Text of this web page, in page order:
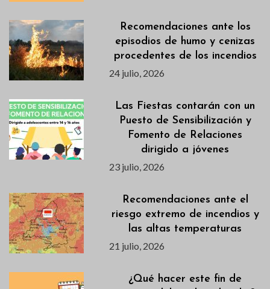
Recomendaciones ante los
episodios de humo y cenizas
procedentes de los incendios
24 julio, 2026
Las Fiestas contarán con un
Puesto de Sensibilización y
Fomento de Relaciones
dirigido a jóvenes
23 julio, 2026
Recomendaciones ante el
riesgo extremo de incendios y
las altas temperaturas
21 julio, 2026
¿Qué hacer este fin de